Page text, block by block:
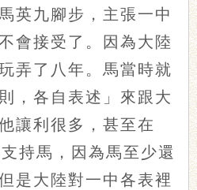
英九腳步，主張一中
會接受了。因為大陸
弄了八年。馬當時就
，各自表述」來跟大
讓利很多，甚至在
持馬，因為馬至少還
是大陸對一中各表裡